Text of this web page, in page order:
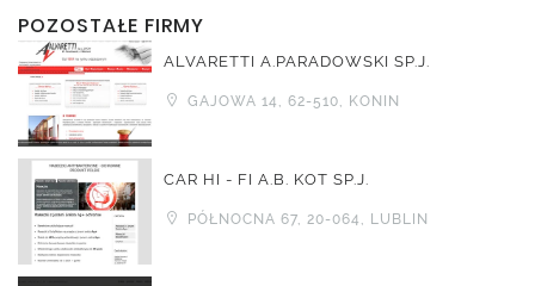
POZOSTAŁE FIRMY
ALVARETTI A.PARADOWSKI SP.J.
GAJOWA 14, 62-510, KONIN
CAR HI - FI A.B. KOT SP.J.
PÓŁNOCNA 67, 20-064, LUBLIN